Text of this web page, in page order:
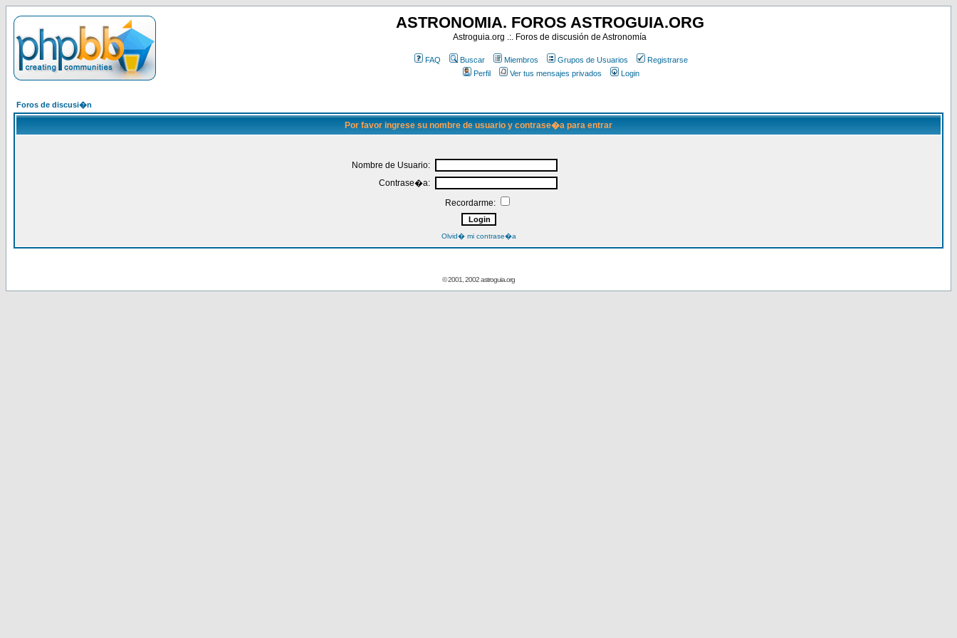
ASTRONOMIA. FOROS ASTROGUIA.ORG
Astroguia.org .:. Foros de discusión de Astronomía
FAQ Buscar Miembros Grupos de Usuarios
Registrarse
Perfil
Ver tus mensajes privados Login
Foros de discusi�n
Por favor ingrese su nombre de usuario y contrase�a para entrar
Nombre de Usuario:
Contrase�a:
Recordarme:
Olvid� mi contrase�a
© 2001, 2002 astroguia.org